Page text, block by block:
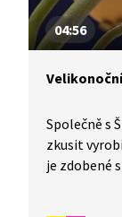
04:56
Společně s
zkusit
je zdobené